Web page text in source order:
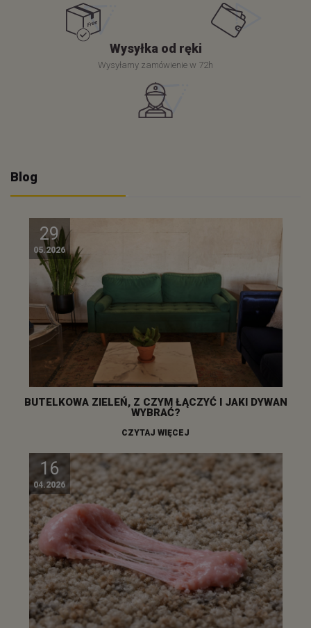
Wysyłka od ręki
Wysyłamy zamówienie w 72h
Blog
29
05.2026
BUTELKOWA ZIELEŃ, Z CZYM ŁĄCZYĆ I JAKI DYWAN
WYBRAĆ?
CZYTAJ WIĘCEJ
16
04.2026